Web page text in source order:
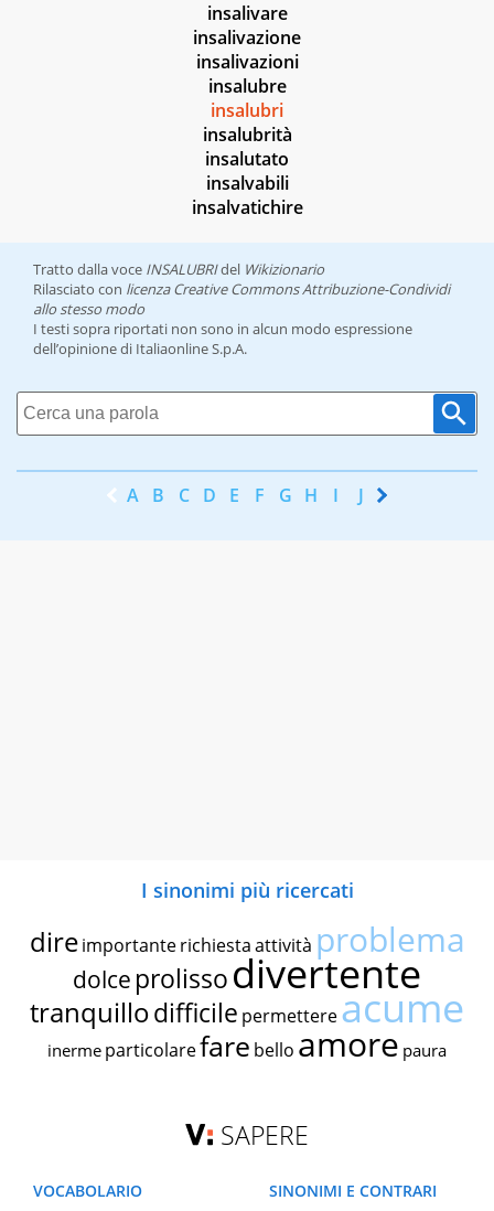
insalivare
insalivazione
insalivazioni
insalubre
insalubri
insalubrità
insalutato
insalvabili
insalvatichire
Tratto dalla voce INSALUBRIdel Wikizionario
Rilasciato con licenza Creative Commons Attribuzione-Condividi
allo stesso modo
I testi sopra riportati non sono in alcun modo espressione
dell’opinione di Italiaonline S.p.A.
A B C D E F G H I J K
I sinonimi più ricercati
dire importante richiestaattività problema
dolce prolissodivertente
tranquillodifficile permettereacume
inerme particolarefare bello amore paura
SAPERE
VOCABOLARIO
SINONIMI E CONTRARI